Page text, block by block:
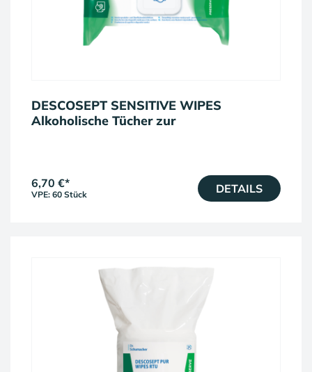
DESCOSEPT SENSITIVE WIPES
Alkoholische Tücher zur
6,70 €*
VPE: 60 Stück DETAILS